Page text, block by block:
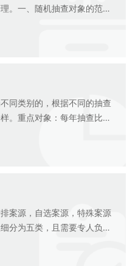
。一、随机抽查对象的范围
算、大企业税收管理等相关
同类别的，根据不同的抽查
。重点对象：每年抽查比例
录且属于持续经营状态的，
案源，自选案源，特殊案源
分为五类，且需要专人负责
举案源协查案源转办案源